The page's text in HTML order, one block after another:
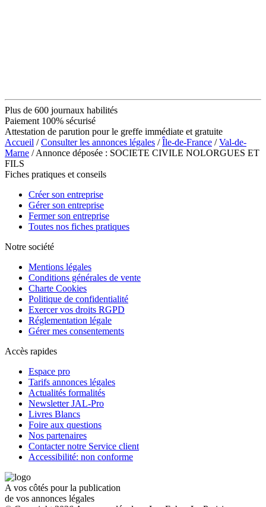
Plus de 600 journaux habilités
Paiement 100% sécurisé
Attestation de parution pour le greffe immédiate et gratuite
Accueil /Consulter les annonces légales /Île-de-France /Val-de-
Marne / Annonce déposée : SOCIETE CIVILE NOLORGUES ET
FILS
Fiches pratiques et conseils
Créer son entreprise
Gérer son entreprise
Fermer son entreprise
Toutes nos fiches pratiques
Notre société
Mentions légales
Conditions générales de vente
Charte Cookies
Politique de confidentialité
Exercer vos droits RGPD
Réglementation légale
Gérer mes consentements
Accès rapides
Espace pro
Tarifs annonces légales
Actualités formalités
Newsletter JAL-Pro
Livres Blancs
Foire aux questions
Nos partenaires
Contacter notre Service client
Accessibilité: non conforme
A vos côtés pour la publication
de vos annonces légales